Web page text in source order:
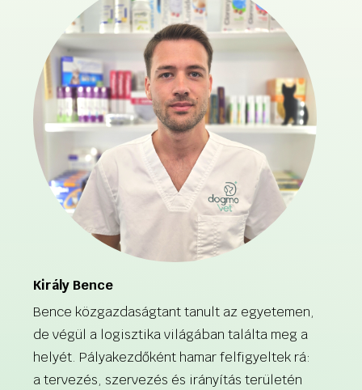
Király Bence
Bence közgazdaságtant tanult az egyetemen,
de végül a logisztika világában találta meg a
helyét. Pályakezdőként hamar felfigyeltek rá:
a tervezés, szervezés és irányítás területén